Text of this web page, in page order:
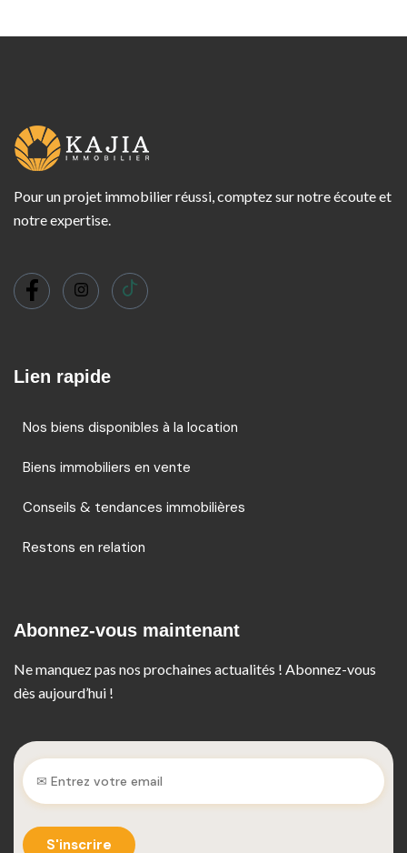
Pour un projet immobilier réussi, comptez sur notre écoute et
notre expertise.
Lien rapide
Nos biens disponibles à la location
Biens immobiliers en vente
Conseils & tendances immobilières
Restons en relation
Abonnez-vous maintenant
Ne manquez pas nos prochaines actualités ! Abonnez-vous
dès aujourd’hui !